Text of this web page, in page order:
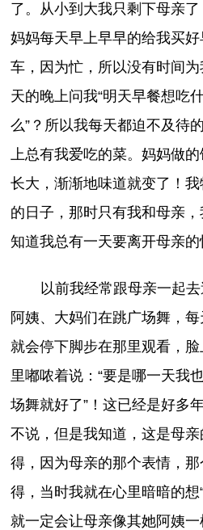
了。从小到大我只剩下母亲了
妈妈每天早上早早的给我买
车，因为忙，所以没有时间
天的晚上问我“明天早餐想吃
么”？所以我每天都迫不及待
上总有我爱吃的菜。妈妈做
长大，渐渐地味道就变了！
的日子，那时只有我和母亲
知道我总有一天要离开母亲的
以前我经常跟母亲一起
阿姨、大妈们在跳广场舞，
就会停下脚步在那里观看，
里嘟哝着说：“要是哪一天我
场舞就好了”！这已经是好多
不说，但是我知道，这是母
得，因为母亲的那个表情，
得，当时我就在心里暗暗的
就一定会让母亲像其她阿姨